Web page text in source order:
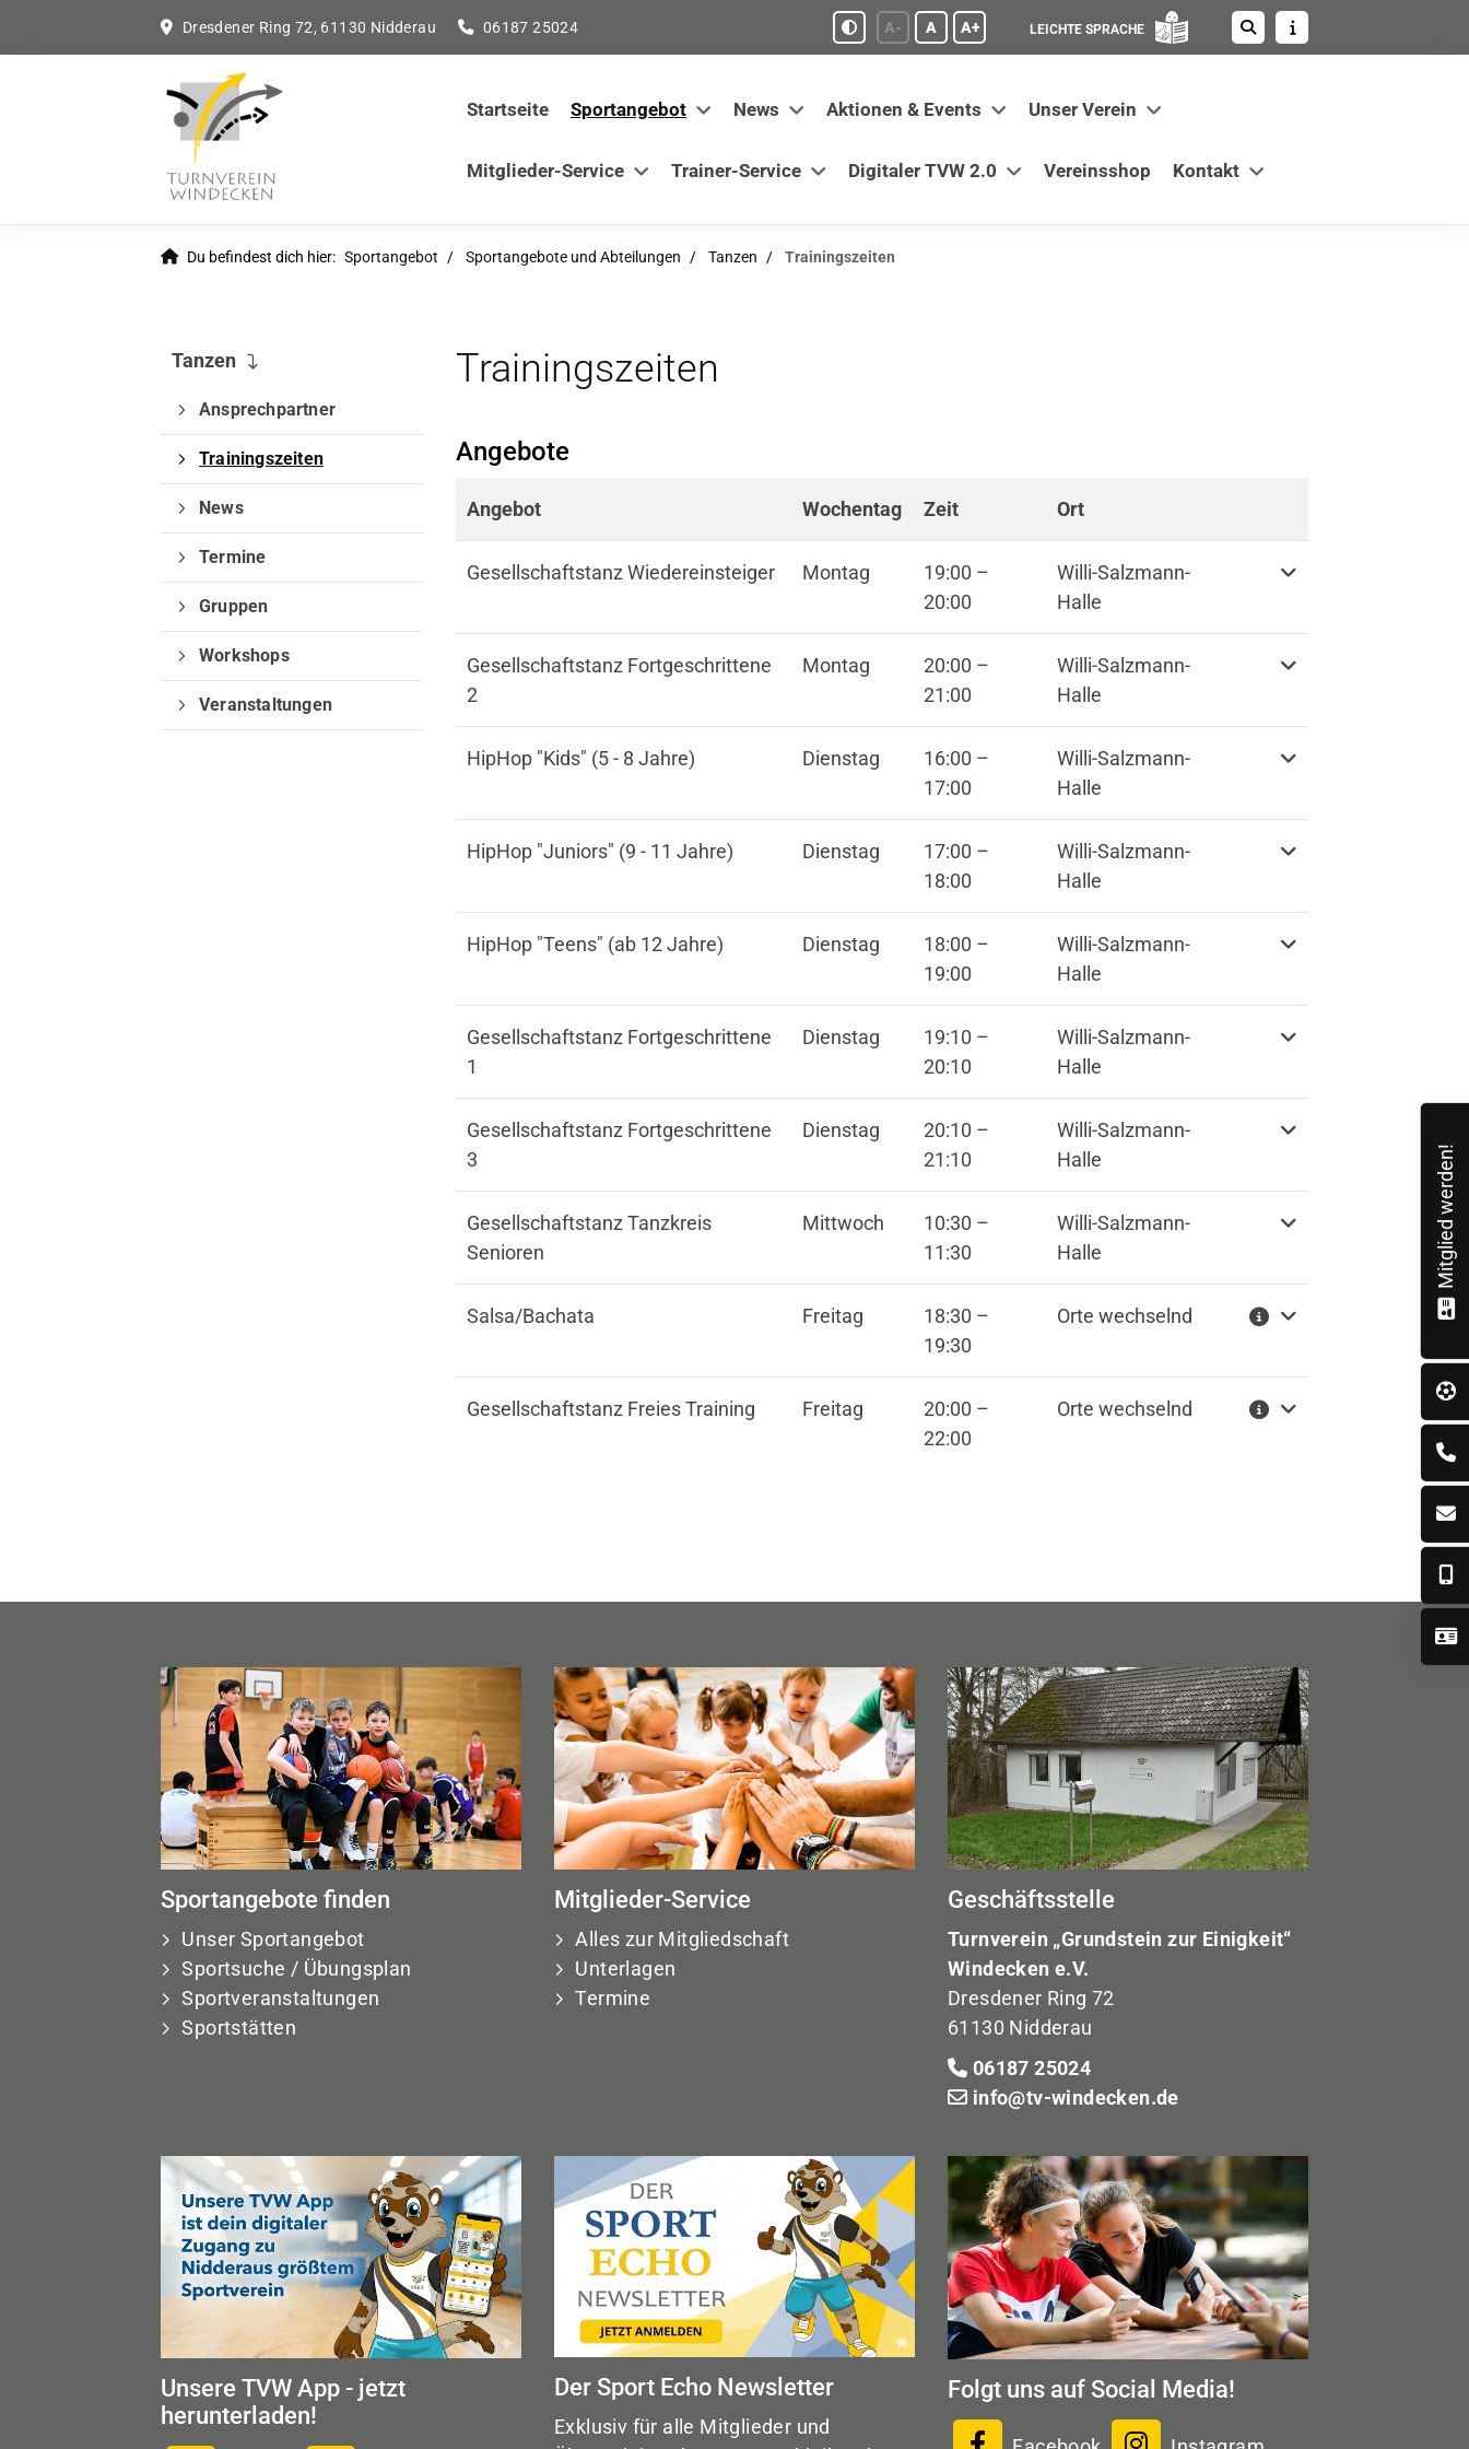
Dresdener Ring 72, 61130 Nidderau 06187 25024 A- A A+ LEICHTE SPRACHE
Startseite Sportangebot News Aktionen & Events Unser Verein
Mitglieder-Service Trainer-Service Digitaler TVW 2.0 Vereinsshop Kontakt
Du befindest dich hier: Sportangebot Sportangebote und Abteilungen Tanzen Trainingszeiten
Trainingszeiten
Angebote
Angebot Wochentag Zeit
Ort
Weitere Informationen
Gesellschaftstanz Wiedereinsteiger
Montag 19:00 –
20:00
Willi-Salzmann-
Halle
Gesellschaftstanz Fortgeschrittene
2
Montag 20:00 –
21:00
Willi-Salzmann-
Halle
HipHop "Kids" (5 - 8 Jahre) Dienstag 16:00 –
17:00
Willi-Salzmann-
Halle
HipHop "Juniors" (9 - 11 Jahre) Dienstag 17:00 –
18:00
Willi-Salzmann-
Halle
HipHop "Teens" (ab 12 Jahre) Dienstag 18:00 –
19:00
Willi-Salzmann-
Halle
Gesellschaftstanz Fortgeschrittene
1
Dienstag 19:10 –
20:10
Willi-Salzmann-
Halle
Gesellschaftstanz Fortgeschrittene
3
Dienstag 20:10 –
21:10
Willi-Salzmann-
Halle
Gesellschaftstanz Tanzkreis
Senioren
Mittwoch 10:30 –
11:30
Willi-Salzmann-
Halle
Salsa/Bachata Freitag 18:30 –
19:30
Orte wechselnd
Gesellschaftstanz Freies Training Freitag 20:00 –
22:00
Orte wechselnd
Tanzen
Ansprechpartner
Trainingszeiten
News
Termine
Gruppen
Workshops
Veranstaltungen
Sportangebote finden
Unser Sportangebot
Sportsuche / Übungsplan
Sportveranstaltungen
Sportstätten
Mitglieder-Service
Alles zur Mitgliedschaft
Unterlagen
Termine
Geschäftsstelle
Turnverein „Grundstein zur Einigkeit“
Windecken e.V.
Dresdener Ring 72
61130 Nidderau
06187 25024
info@tv-windecken.de
Unsere TVW App - jetzt
herunterladen!
Der Sport Echo Newsletter
Exklusiv für alle Mitglieder und
Folgt uns auf Social Media!
Mitglied werden!
Wichtige Informationen
Mitglieder-Service
Alles zur Mitgliedschaft
Termine
Geschäftsstelle
Turnverein „Grundstein zur
Einigkeit“ Windecken e.V.
Dresdener Ring 72
61130 Nidderau
06187 25024
info@tv-windecken.de